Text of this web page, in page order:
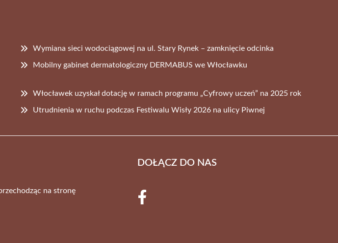
Wymiana sieci wodociągowej na ul. Stary Rynek – zamknięcie odcinka
Mobilny gabinet dermatologiczny DERMABUS we Włocławku
Włocławek uzyskał dotację w ramach programu „Cyfrowy uczeń” na 2025 rok
Utrudnienia w ruchu podczas Festiwalu Wisły 2026 na ulicy Piwnej
na stronę
DOŁĄCZ DO NAS